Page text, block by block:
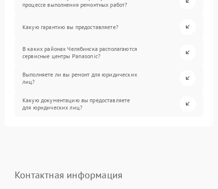
процессе выполнения ремонтных работ?
Какую гарантию вы предоставляете?
В каких районах Челябинска располагаются
сервисные центры Panasonic?
Выполняете ли вы ремонт для юридических
лиц?
Какую документацию вы предоставляете
для юридических лиц?
Контактная информация